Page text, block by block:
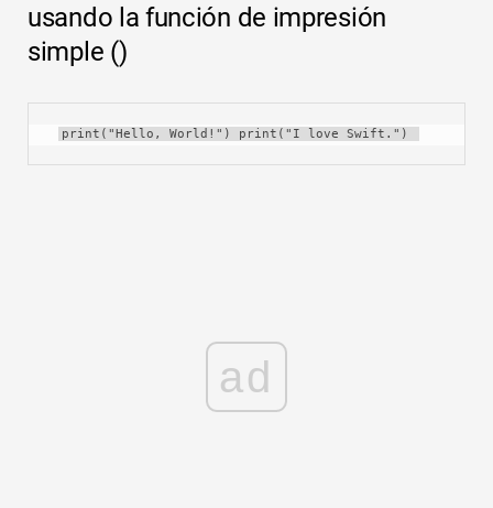
usando la función de impresión
simple ()
print("Hello, World!") print("I love Swift.")
ad